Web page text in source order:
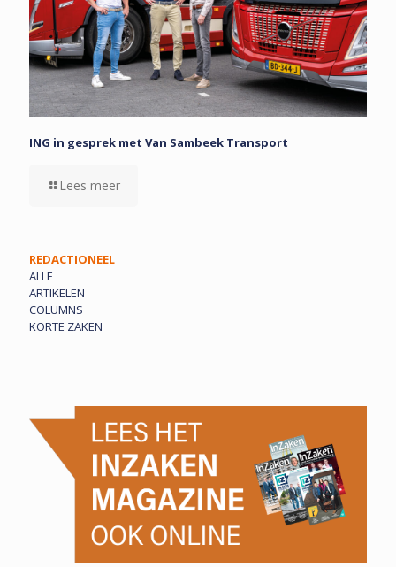
ING in gesprek met Van Sambeek Transport
Lees meer
REDACTIONEEL
ALLE
ARTIKELEN
COLUMNS
KORTE ZAKEN